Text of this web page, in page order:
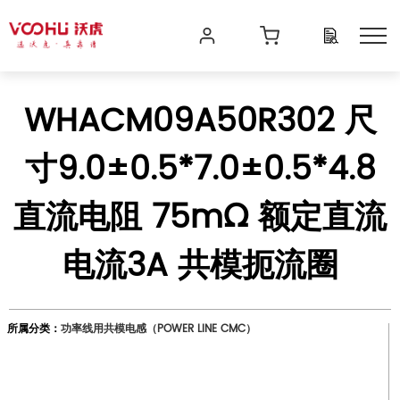
WHACM09A50R302 尺
寸9.0±0.5*7.0±0.5*4.8
直流电阻 75mΩ 额定直流
电流3A 共模扼流圈
所属分类： 功率线用共模电感（POWER LINE CMC）